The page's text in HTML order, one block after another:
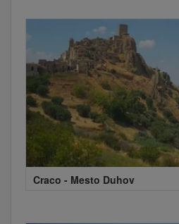
Craco - Mesto Duhov